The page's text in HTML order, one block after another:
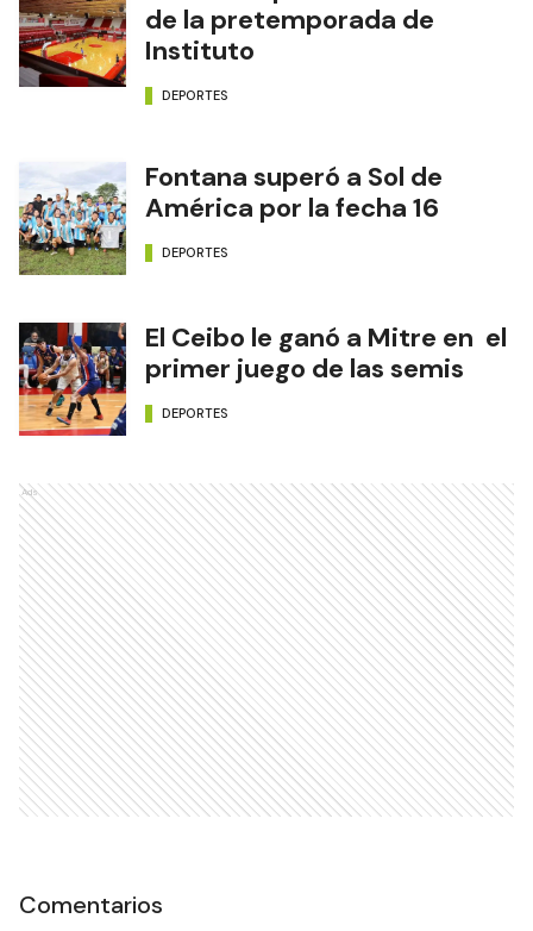
de la pretemporada de
Instituto
DEPORTES
Fontana superó a Sol de
América por la fecha 16
DEPORTES
El Ceibo le ganó a Mitre en el
primer juego de las semis
DEPORTES
Ads
Comentarios